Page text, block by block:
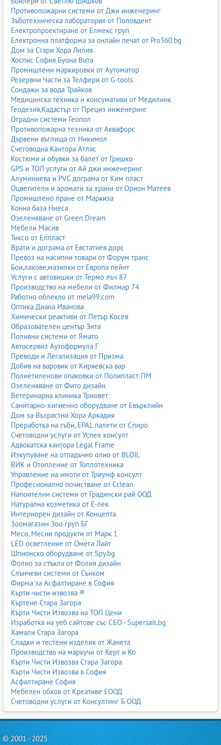
Противопожарни системи от Джи инженеринг
Зъботехническа лаборатория от Поповдент
Електропроектиране от Елмекс груп
Електронна платформа за онлайн печат от Pro360.bg
Дом за Стари Хора Лилия
Хоспис София Буона Вита
Промишлени маркировки от Аутоматор
Резервни Части за Телфери от G-tools
Сондажи за вода Трайков
Медицинска техника и консумативи от Медилинк
Геодезия,Кадастър от Прециз инженеринг
Оградни системи Геопол
Противопожарна техника от Аквафорс
Дървени въглища от Никимол
Счетоводна Кантора Атлас
Костюми и обувки за балет от Гришко
GPS и ТОЛ услуги от Ай джи инженеринг
Алуминиева и PVC дограма от Ким пласт
Оцветители и аромати за храни от Орион Матеев
Промишлено пране от Маркиза
Конна база Ниеса
Озеленяване от Green Dream
Мебели Масив
Тиксо от Елпласт
Врати и дограма от Евстатиев дорс
Превоз на насипни товари от Форум транс
Бои,лакове,мазилки от Европа пейнт
Услуги с автовишки от Термо лъч 87
Производство на мебели от Филмар 74
Работно облекло от mela99.com
Оптика Диана Иванова
Химически реактиви от Петър Косев
Образователен център Зита
Поливни системи от Ямато
Автосервиз Аутоформула Г
Преводи и Легализация от Призма
Добив на варовик от Киряевска вар
Полиетиленови опаковки от Полипласт ПМ
Озеленяване от Фито дизайн
Ветеринарна клиника Триовет
Санитарно-хигиенно оборудване от Евърклийн
Дом за Възрастни Хора Аркадия
Преработка на гъби, EPAL палети от Спиро
Счетоводни услуги от Успех консулт
Адвокатска кантора Legal Frame
Изкупуване на отпадъчно олио от BLOIL
ВИК и Отопление от Топлотехника
Управление на имоти от Триумф консулт
Професионално почистване от Cclean
Напоителни системи от Градински рай ООД
Натурална козметика от Е-лек
Интериорен дизайн от Концепта
Зоомагазин Зоо груп БГ
Месо, Месни продукти от Марк 1
LED осветление от Омега Лайт
Шпионско оборудване от Spy.bg
Фолио за стъкла от Фолия дизайн
Слънчеви системи от Сънком
Фирма за Асфалтиране в София
Кърти-чисти-извозва ®
Къртене Стара Загора
Кърти Чисти Извозва на ТОП Цени
Изработка на уеб сайтове със СЕО - Supersait.bg
Хамали Стара Загора
Сладки и тестени изделия от Жанета
Производство на маркучи от Керт и Ко
Кърти Чисти Извозва Стара Загора
Кърти Чисти Извозва в София
Асфалтиране София
Мебелен обков от Креативе ЕООД
Счетоводни услуги от Консултинг Б ООД
© 2001 - 2025